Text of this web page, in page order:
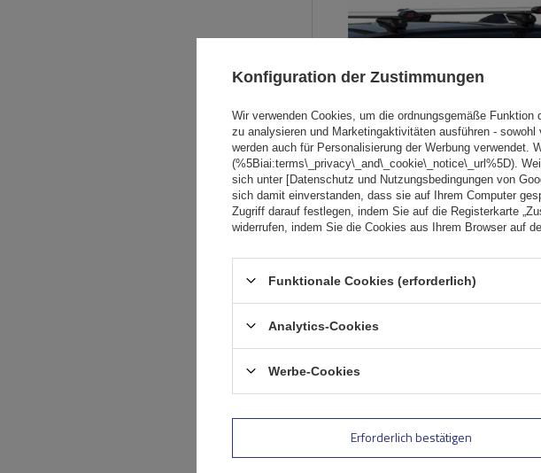
Konfiguration der Zustimmungen
Wir verwenden Cookies, um die ordnungsgemäße
zu analysieren und Marketingaktivitäten ausführen -
werden auch für Personalisierung der Werbung
(%5Biai:terms\_privacy\_and\_cookie\_notice\_url%5D).
sich unter [Datenschutz und Nutzungsbedingungen von
sich damit einverstanden, dass sie auf Ihrem Computer
Zugriff darauf festlegen, indem Sie auf die Registerkarte
widerrufen, indem Sie die Cookies aus Ihrem Browser auf
Funktionale Cookies (erforderlich)
Analytics-Cookies
Werbe-Cookies
Erforderlich bestätigen